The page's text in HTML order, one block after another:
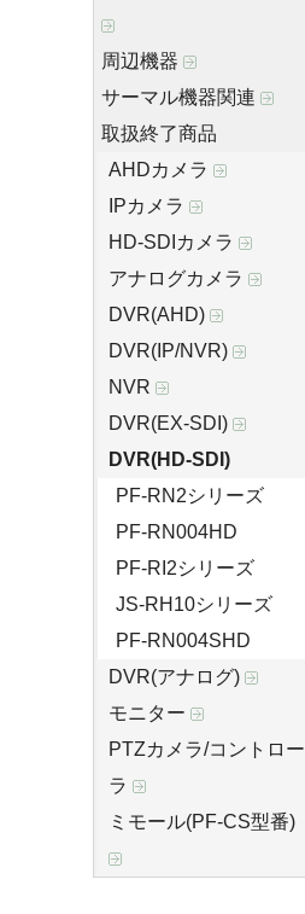
周辺機器
サーマル機器関連
取扱終了商品
AHDカメラ
IPカメラ
HD-SDIカメラ
アナログカメラ
DVR(AHD)
DVR(IP/NVR)
NVR
DVR(EX-SDI)
DVR(HD-SDI)
PF-RN2シリーズ
PF-RN004HD
PF-RI2シリーズ
JS-RH10シリーズ
PF-RN004SHD
DVR(アナログ)
モニター
PTZカメラ/コントロー
ラ
ミモール(PF-CS型番)